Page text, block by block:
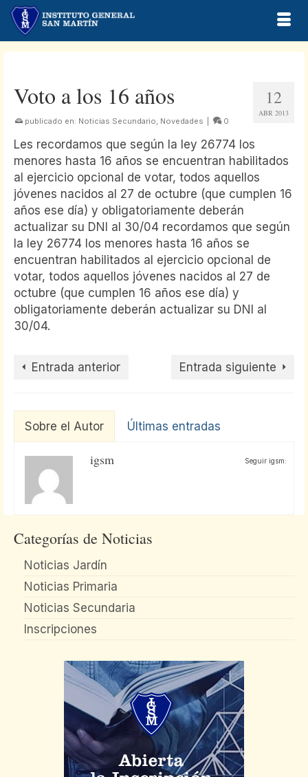
12
ABR 2013
Voto a los 16 años
publicado en: Noticias Secundario, Novedades 0
Les recordamos que según la ley 26774 los
menores hasta 16 años se encuentran habilitados
al ejercicio opcional de votar, todos aquellos
jóvenes nacidos al 27 de octubre (que cumplen 16
años ese día) y obligatoriamente deberán
actualizar su DNI al 30/04 recordamos que según
la ley 26774 los menores hasta 16 años se
encuentran habilitados al ejercicio opcional de
votar, todos aquellos jóvenes nacidos al 27 de
octubre (que cumplen 16 años ese día) y
obligatoriamente deberán actualizar su DNI al
30/04.
Entrada anterior Entrada siguiente
Sobre el Autor Últimas entradas
Seguir igsm:
igsm
Categorías de Noticias
Noticias Jardín
Noticias Primaria
Noticias Secundaria
Inscripciones